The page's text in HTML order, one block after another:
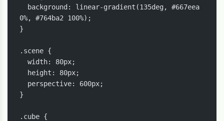
0%, #764ba2 100%);
}
.scene {
  width: 80px;
}
.cube {